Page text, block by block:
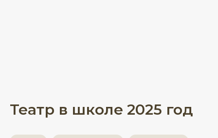
Театр в школе 2025 год